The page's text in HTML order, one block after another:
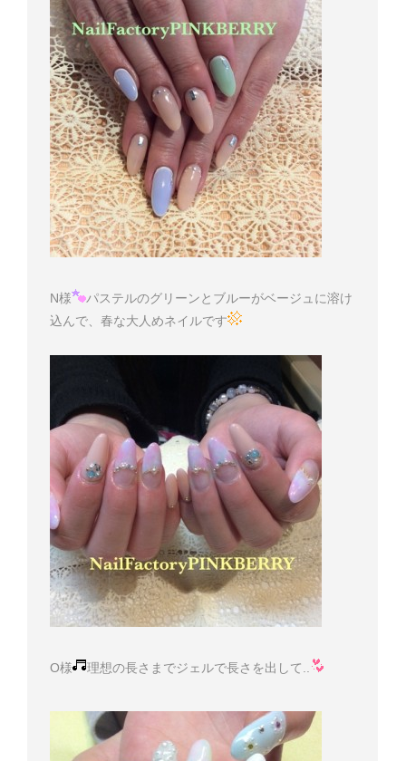
N様
パステルのグリーンとブルーがベージュに溶け
込んで、春な大人めネイルです
O様 理想の長さまでジェルで長さを出して..